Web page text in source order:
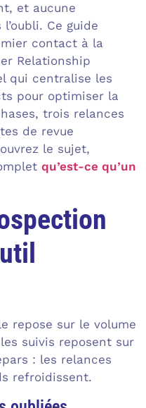
et aucune
Ce guide
contact à la
Relationship
qui centralise les
pour optimiser la
trois relances
de revue
le sujet,
qu’est-ce qu’un
repose sur le volume
suivis reposent sur
: les relances
refroidissent.